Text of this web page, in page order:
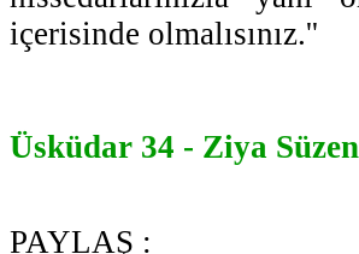
içerisinde olmalısınız.''
Üsküdar 34 - Ziya
PAYLAŞ :